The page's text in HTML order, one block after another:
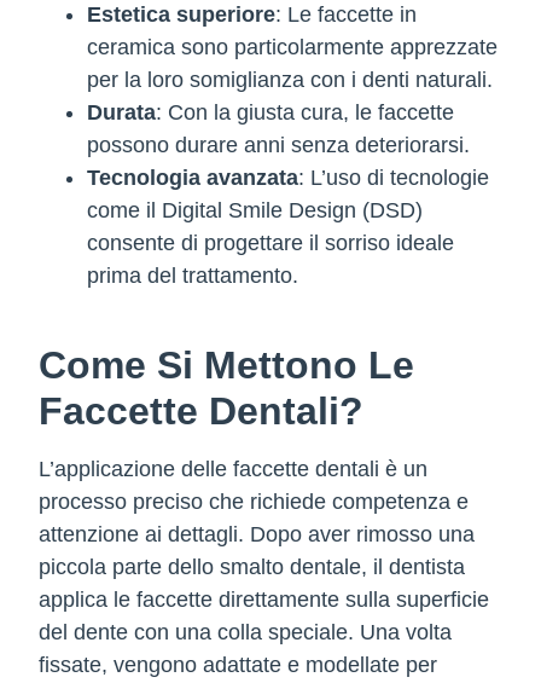
Estetica superiore: Le faccette in
ceramica sono particolarmente apprezzate
per la loro somiglianza con i denti naturali.
Durata: Con la giusta cura, le faccette
possono durare anni senza deteriorarsi.
Tecnologia avanzata: L’uso di tecnologie
come il Digital Smile Design (DSD)
consente di progettare il sorriso ideale
prima del trattamento.
Come Si Mettono Le
Faccette Dentali?
L’applicazione delle faccette dentali è un
processo preciso che richiede competenza e
attenzione ai dettagli. Dopo aver rimosso una
piccola parte dello smalto dentale, il dentista
applica le faccette direttamente sulla superficie
del dente con una colla speciale. Una volta
fissate, vengono adattate e modellate per